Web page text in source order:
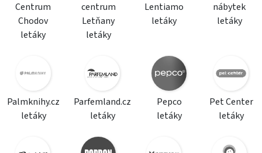
Centrum
Chodov
letáky
centrum
Letňany
letáky
Lentiamo
letáky
nábytek
letáky
Palmknihy.cz
letáky
Parfemland.cz
letáky
Pepco
letáky
Pet Center
letáky